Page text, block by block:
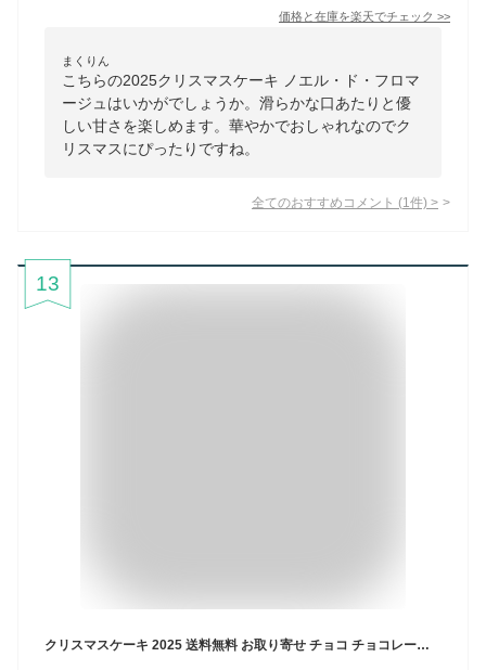
価格と在庫を楽天でチェック >>
まくりん
こちらの2025クリスマスケーキ ノエル・ド・フロマ
ージュはいかがでしょうか。滑らかな口あたりと優
しい甘さを楽しめます。華やかでおしゃれなのでク
リスマスにぴったりですね。
全てのおすすめコメント (1 件) >
13
クリスマスケーキ 2025 送料無料 お取り寄せ チョコ チョコレート ケーキ 大人 子供 クリスマス ギフト プレゼント インスタ映え かわいい びっくり サプライズ 冷凍 解凍8時間 / 星空のショコラ 5号 4-6人分